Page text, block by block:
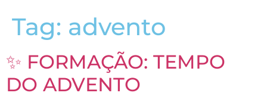
Tag: advento
✨ FORMAÇÃO: TEMPO
DO ADVENTO